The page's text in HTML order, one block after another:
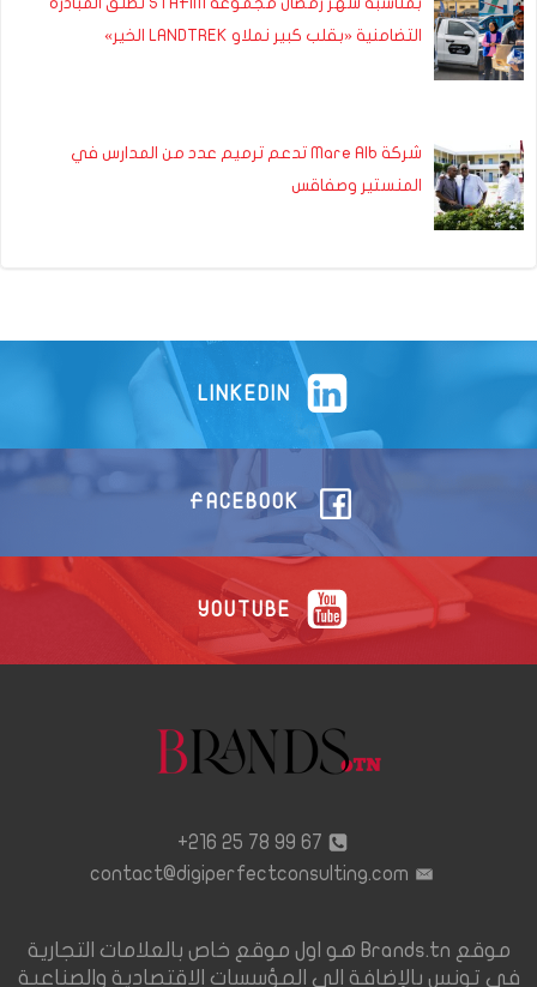
التضامنية «بقلب كبير نملاو LANDTREK الخير»
شركة Mare Alb تدعم ترميم عدد من المدارس في
المنستير وصفاقس
LINKEDIN
FACEBOOK
YOUTUBE
67 99 78 25 216+
contact@digiperfectconsulting.com
موقع Brands.tn هو اول موقع خاص بالعلامات التجارية
في تونس بالإضافة الى المؤسسات الاقتصادية والصناعية